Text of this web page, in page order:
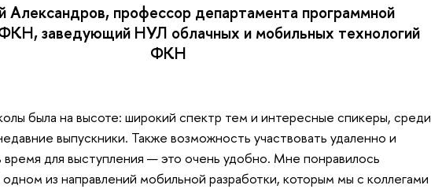
Александров, профессор департамента программной
заведующий НУЛ облачных и мобильных технологий
ФКН
была на высоте: широкий спектр тем и интересные спикеры, среди
выпускники. Также возможность участвовать удаленно и
время для выступления — это очень удобно. Мне понравилось
одном из направлений мобильной разработки, которым мы с коллегами